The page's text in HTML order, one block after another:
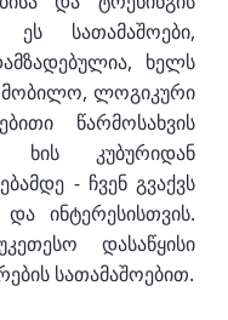
სათამაშოები,
ხელს
ლოგიკური
წარმოსახვის
ხის კუბურიდან
- ჩვენ გვაქვს
ინტერესისთვის.
დასაწყისი
სათამაშოებით.